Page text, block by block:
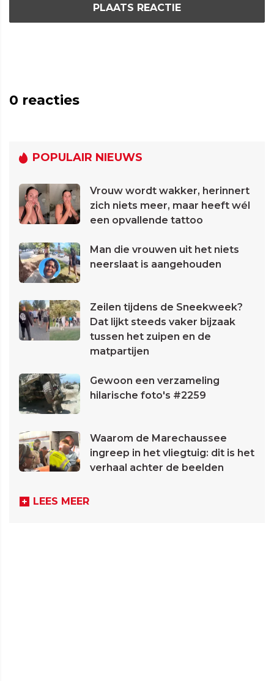
PLAATS REACTIE
0 reacties
POPULAIR NIEUWS
Vrouw wordt wakker, herinnert
zich niets meer, maar heeft wél
een opvallende tattoo
Man die vrouwen uit het niets
neerslaat is aangehouden
Zeilen tijdens de Sneekweek?
Dat lijkt steeds vaker bijzaak
tussen het zuipen en de
matpartijen
Gewoon een verzameling
hilarische foto's #2259
Waarom de Marechaussee
ingreep in het vliegtuig: dit is het
verhaal achter de beelden
LEES MEER